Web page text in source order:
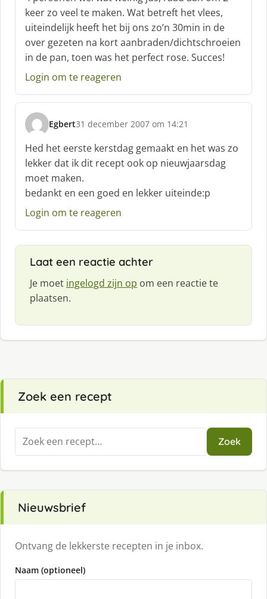
e
e
f
:
keer zo veel te maken. Wat betreft het vlees,
uiteindelijk heeft het bij ons zo’n 30min in de
over gezeten na kort aanbraden/dichtschroeien
in de pan, toen was het perfect rose. Succes!
Login om te reageren
Egbert
s
c
h
r
e
e
:
31 december 2007 om 14:21
Hed het eerste kerstdag gemaakt en het was zo
lekker dat ik dit recept ook op nieuwjaarsdag
moet maken.
bedankt en een goed en lekker uiteinde:p
Login om te reageren
Laat een reactie achter
Je moet ingelogd zijn op om een reactie te
plaatsen.
Zoek een recept
Zoeken
naar:
Zoek
Nieuwsbrief
Ontvang de lekkerste recepten in je inbox.
Naam (optioneel)